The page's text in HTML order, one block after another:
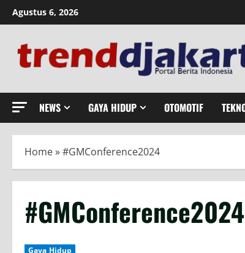
Skip
to
Agustus 6, 2026
NEWS GAYA HIDUP OTOMOTIF
Home»#GMConference2024
#GMConference2024
Gaya Hidup